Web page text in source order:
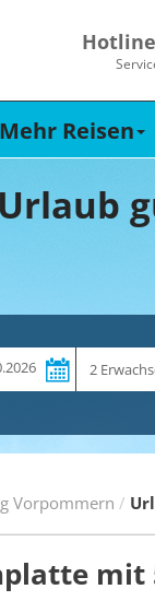
Hotline
Mehr Reisen
Vorpommern
mit